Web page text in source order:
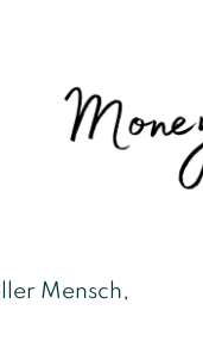
Mensch,